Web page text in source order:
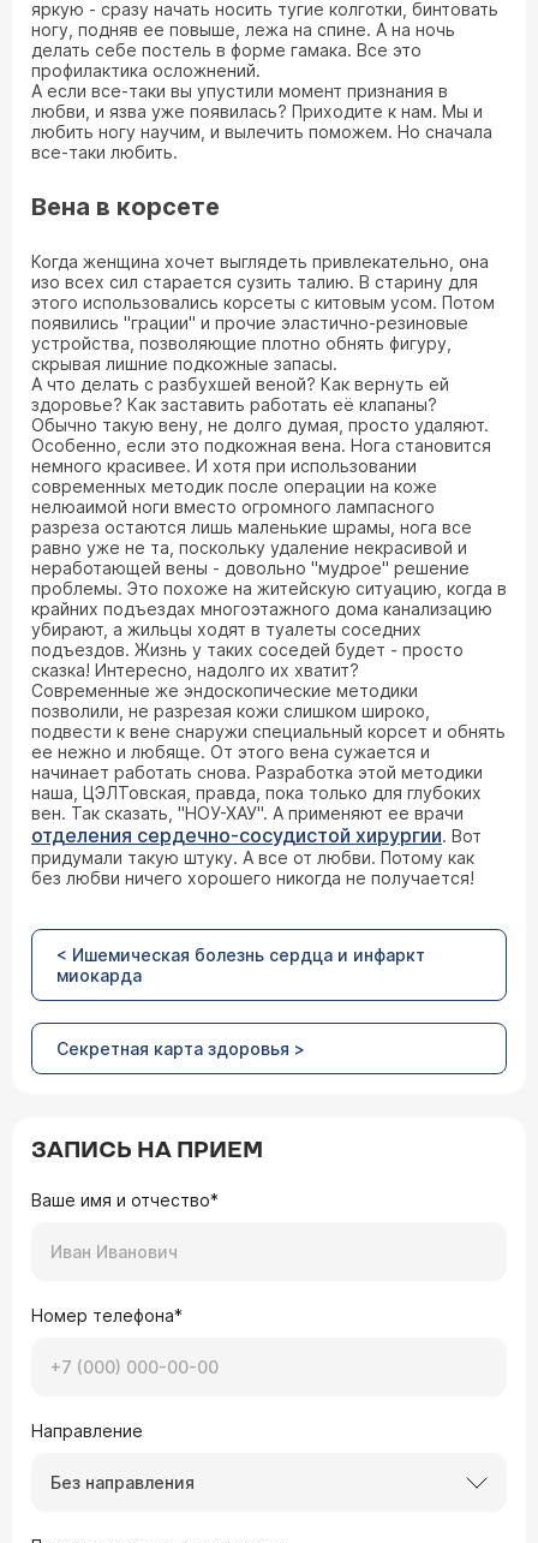
яркую - сразу начать носить тугие колготки, бинтовать
ногу, подняв ее повыше, лежа на спине. А на ночь
делать себе постель в форме гамака. Все это
профилактика осложнений.
А если все-таки вы упустили момент признания в
любви, и язва уже появилась? Приходите к нам. Мы и
любить ногу научим, и вылечить поможем. Но сначала
все-таки любить.
Вена в корсете
Когда женщина хочет выглядеть привлекательно, она
изо всех сил старается сузить талию. В старину для
этого использовались корсеты с китовым усом. Потом
появились "грации" и прочие эластично-резиновые
устройства, позволяющие плотно обнять фигуру,
скрывая лишние подкожные запасы.
А что делать с разбухшей веной? Как вернуть ей
здоровье? Как заставить работать её клапаны?
Обычно такую вену, не долго думая, просто удаляют.
Особенно, если это подкожная вена. Нога становится
немного красивее. И хотя при использовании
современных методик после операции на коже
нелюаимой ноги вместо огромного лампасного
разреза остаются лишь маленькие шрамы, нога все
равно уже не та, поскольку удаление некрасивой и
неработающей вены - довольно "мудрое" решение
проблемы. Это похоже на житейскую ситуацию, когда в
крайних подъездах многоэтажного дома канализацию
убирают, а жильцы ходят в туалеты соседних
подъездов. Жизнь у таких соседей будет - просто
сказка! Интересно, надолго их хватит?
Современные же эндоскопические методики
позволили, не разрезая кожи слишком широко,
подвести к вене снаружи специальный корсет и обнять
ее нежно и любяще. От этого вена сужается и
начинает работать снова. Разработка этой методики
наша, ЦЭЛТовская, правда, пока только для глубоких
вен. Так сказать, "НОУ-ХАУ". А применяют ее врачи
отделения сердечно-сосудистой хирургии. Вот
придумали такую штуку. А все от любви. Потому как
без любви ничего хорошего никогда не получается!
< Ишемическая болезнь сердца и инфаркт
миокарда
Секретная карта здоровья >
ЗАПИСЬ НА ПРИЕМ
Ваше имя и отчество*
Номер телефона*
Направление
Без направления